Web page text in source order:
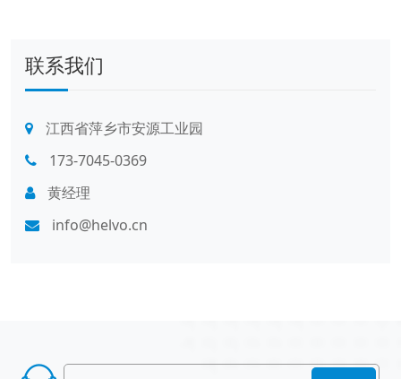
联系我们
江西省萍乡市安源工业园
173-7045-0369
黄经理
info@helvo.cn